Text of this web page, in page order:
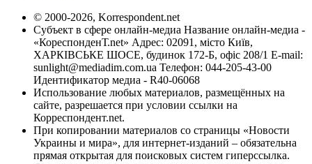
© 2000-2026, Korrespondent.net
Субъект в сфере онлайн-медиа Название онлайн-медиа -
«КореспонденТ.net» Адрес: 02091, місто Київ,
ХАРКІВСЬКЕ ШОСЕ, будинок 172-Б, офіс 208/1 E-mail:
sunlight@mediadim.com.ua Телефон: 044-205-43-00
Идентификатор медиа - R40-06068
Использование любых материалов, размещённых на
сайте, разрешается при условии ссылки на
Корреспондент.net.
При копировании материалов со страницы «Новости
Украины и мира», для интернет-изданий – обязательна
прямая открытая для поисковых систем гиперссылка.